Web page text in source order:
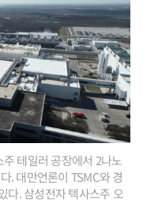
테일러 공장에서 2나노
. 대만언론이 TSMC와 경
다. 삼성전자 텍사스주 오